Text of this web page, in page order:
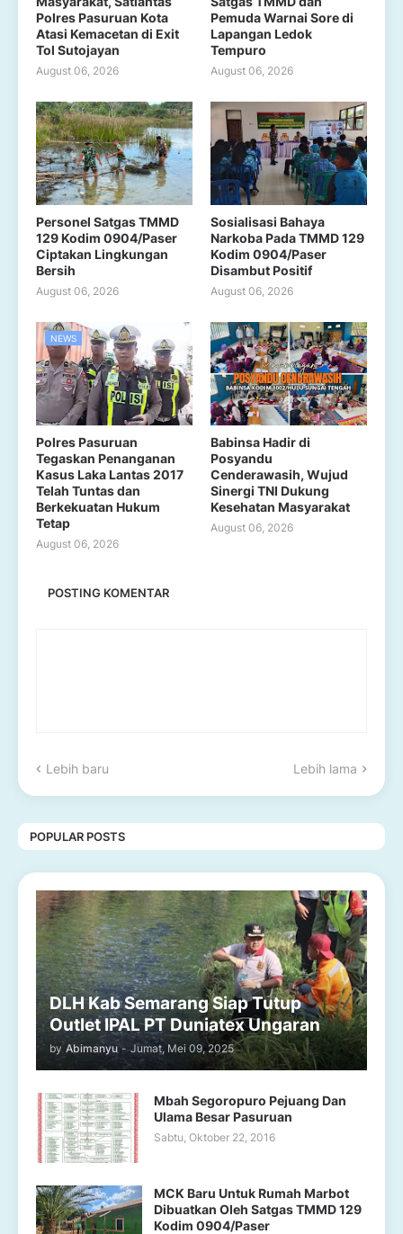
Polres Pasuruan Kota
Atasi Kemacetan di Exit
Tol Sutojayan
August 06, 2026
Pemuda Warnai Sore di
Lapangan Ledok
Tempuro
August 06, 2026
Personel Satgas TMMD
129 Kodim 0904/Paser
Ciptakan Lingkungan
Bersih
August 06, 2026
Sosialisasi Bahaya
Narkoba Pada TMMD 129
Kodim 0904/Paser
Disambut Positif
August 06, 2026
NEWS
Polres Pasuruan
Tegaskan Penanganan
Kasus Laka Lantas 2017
Telah Tuntas dan
Berkekuatan Hukum
Tetap
August 06, 2026
Babinsa Hadir di
Posyandu
Cenderawasih, Wujud
Sinergi TNI Dukung
Kesehatan Masyarakat
August 06, 2026
POSTING KOMENTAR
Lebih baru Lebih lama
POPULAR POSTS
DLH Kab Semarang Siap Tutup
Outlet IPAL PT Duniatex Ungaran
by Abimanyu - Jumat, Mei 09, 2025
Mbah Segoropuro Pejuang Dan
Ulama Besar Pasuruan
Sabtu, Oktober 22, 2016
MCK Baru Untuk Rumah Marbot
Dibuatkan Oleh Satgas TMMD 129
Kodim 0904/Paser